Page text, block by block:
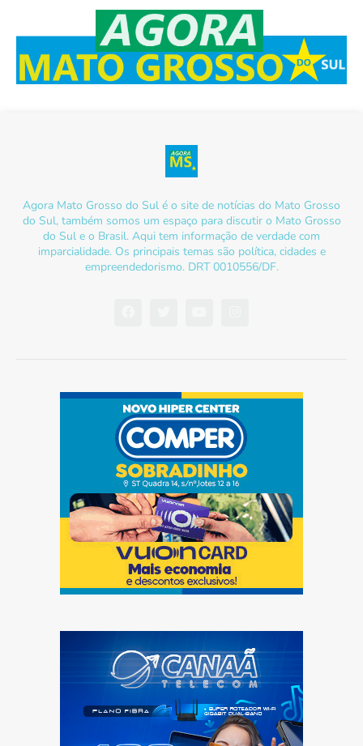
Agora Mato Grosso do Sul é o site de notícias do Mato Grosso
do Sul, também somos um espaço para discutir o Mato Grosso
do Sul e o Brasil. Aqui tem informação de verdade com
imparcialidade. Os principais temas são política, cidades e
empreendedorismo. DRT 0010556/DF.